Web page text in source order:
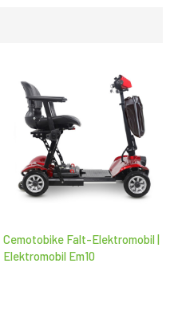
Cemotobike Falt-Elektromobil |
Elektromobil Em10